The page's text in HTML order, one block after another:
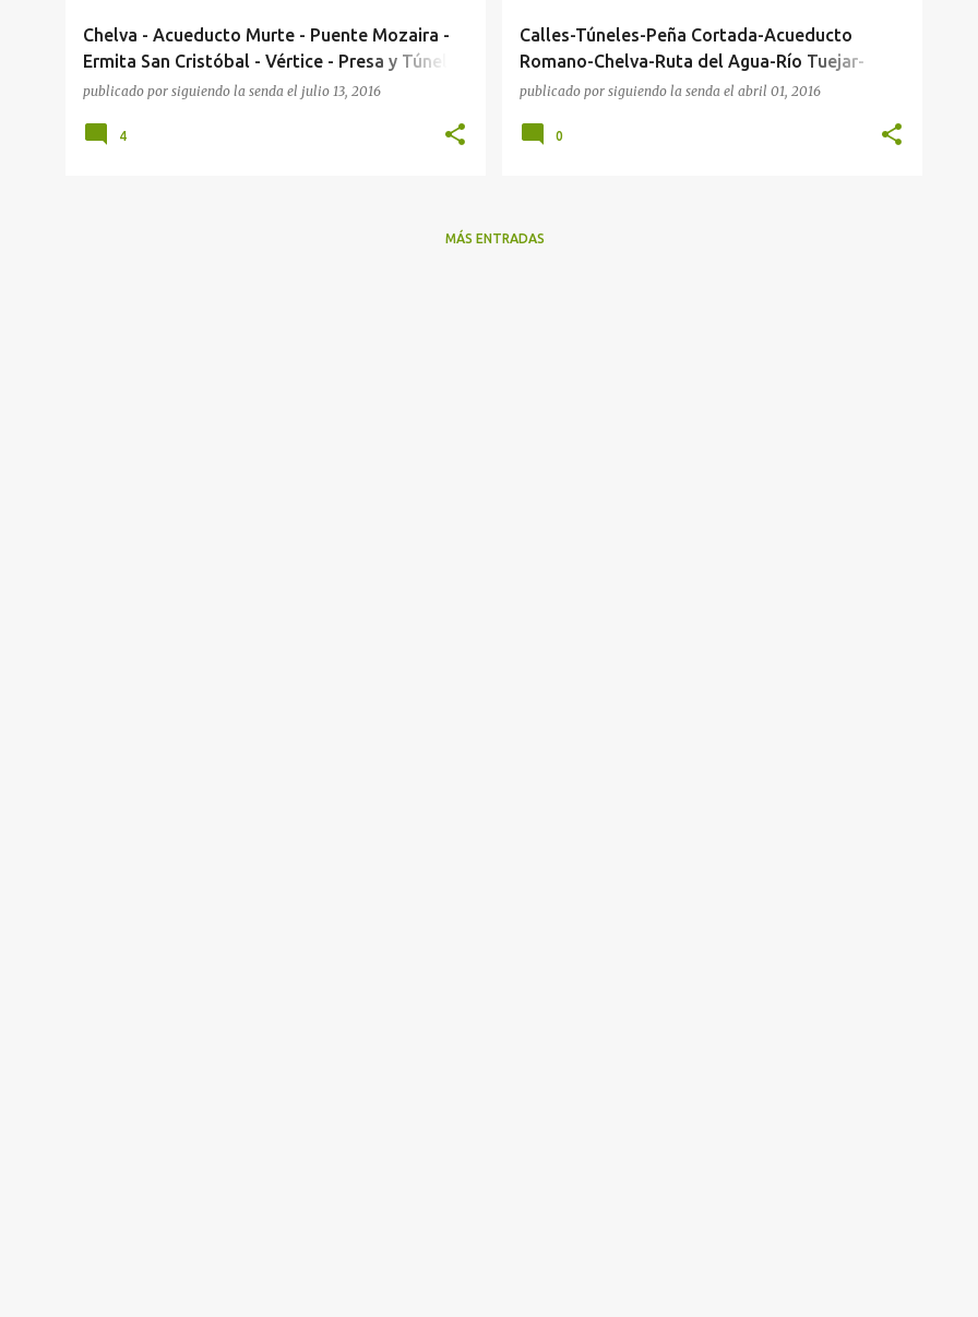
Chelva - Acueducto Murte - Puente Mozaira -
Ermita San Cristóbal - Vértice - Presa y Túnel
de Olinches - La Playeta - Molino Puerto - Río
publicado por siguiendo la senda el julio 13, 2016
4
Calles-Túneles-Peña Cortada-Acueducto
Romano-Chelva-Ruta del Agua-Río Tuejar-
Calles
publicado por siguiendo la senda el abril 01, 2016
0
MÁS ENTRADAS